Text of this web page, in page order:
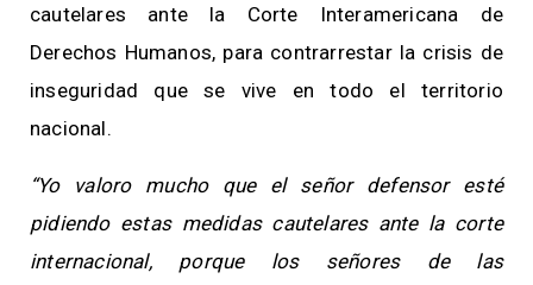
cautelares ante la Corte Interamericana de
Derechos Humanos, para contrarrestar la crisis de
inseguridad que se vive en todo el territorio
nacional.
“Yo valoro mucho que el señor defensor esté
pidiendo estas medidas cautelares ante la corte
internacional, porque los señores de las